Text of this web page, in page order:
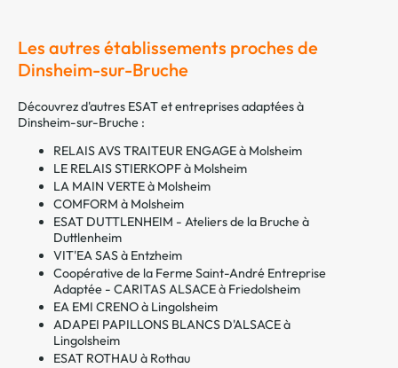
Les autres établissements proches de
Dinsheim-sur-Bruche
Découvrez d'autres ESAT et entreprises adaptées à
Dinsheim-sur-Bruche :
RELAIS AVS TRAITEUR ENGAGE à Molsheim
LE RELAIS STIERKOPF à Molsheim
LA MAIN VERTE à Molsheim
COMFORM à Molsheim
ESAT DUTTLENHEIM - Ateliers de la Bruche à
Duttlenheim
VIT'EA SAS à Entzheim
Coopérative de la Ferme Saint-André Entreprise
Adaptée - CARITAS ALSACE à Friedolsheim
EA EMI CRENO à Lingolsheim
ADAPEI PAPILLONS BLANCS D'ALSACE à
Lingolsheim
ESAT ROTHAU à Rothau